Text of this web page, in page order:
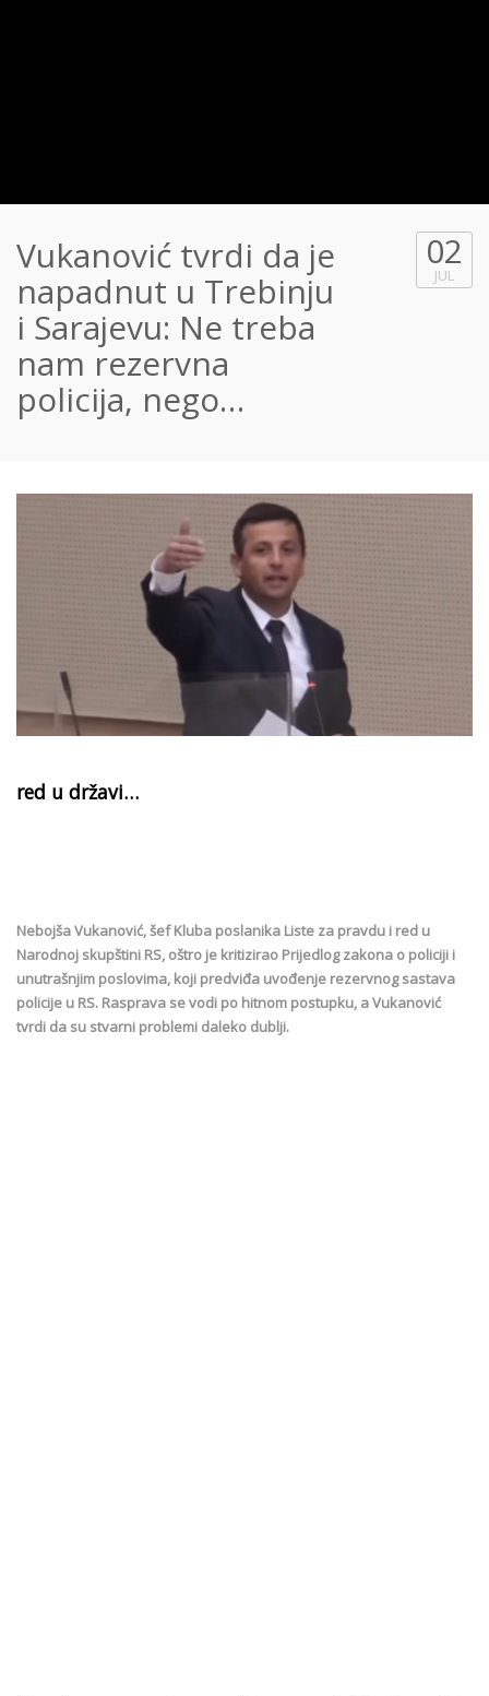
Vukanović tvrdi da je
napadnut u Trebinju
i Sarajevu: Ne treba
nam rezervna
policija, nego…
02
JUL
red u državi…
Nebojša Vukanović, šef Kluba poslanika Liste za pravdu i red u
Narodnoj skupštini RS, oštro je kritizirao Prijedlog zakona o policiji i
unutrašnjim poslovima, koji predviđa uvođenje rezervnog sastava
policije u RS. Rasprava se vodi po hitnom postupku, a Vukanović
tvrdi da su stvarni problemi daleko dublji.